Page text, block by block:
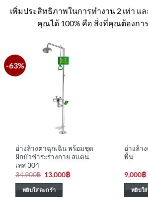
เพิ่มประสิทธิภาพในการทำงาน 2 เท่า แ
คุณได้ 100% คือ สิ่งที่คุณต้องกา
-63%
อ่างล้างตาฉุกเฉิน พร้อมชุด
ฝักบัวชำระร่างกาย สแตน
เลส 304
34,900฿ Original
price
was:
34,900฿.
13,000฿Current
หยิบใส่ตะกร้า
อ่างล้า
พื้น
9,000฿
หยิบใ